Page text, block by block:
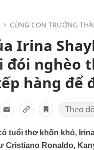
CÙNG CON TRƯỞNG
Irina
đói nghèo
hàng để
tuổi thơ khốn khó,
Cristiano Ronaldo,